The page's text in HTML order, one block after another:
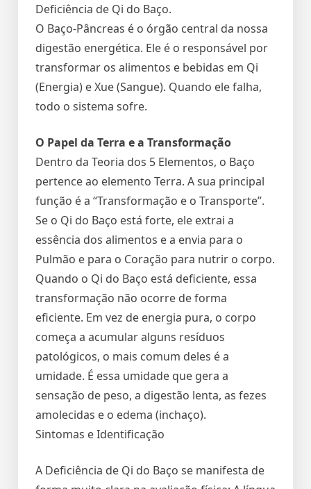
Deficiência de Qi do Baço.
O Baço-Pâncreas é o órgão central da nossa
digestão energética. Ele é o responsável por
transformar os alimentos e bebidas em Qi
(Energia) e Xue (Sangue). Quando ele falha,
todo o sistema sofre.
O Papel da Terra e a Transformação
Dentro da Teoria dos 5 Elementos, o Baço
pertence ao elemento Terra. A sua principal
função é a “Transformação e o Transporte”.
Se o Qi do Baço está forte, ele extrai a
essência dos alimentos e a envia para o
Pulmão e para o Coração para nutrir o corpo.
Quando o Qi do Baço está deficiente, essa
transformação não ocorre de forma
eficiente. Em vez de energia pura, o corpo
começa a acumular alguns resíduos
patológicos, o mais comum deles é a
umidade. É essa umidade que gera a
sensação de peso, a digestão lenta, as fezes
amolecidas e o edema (inchaço).
Sintomas e Identificação
A Deficiência de Qi do Baço se manifesta de